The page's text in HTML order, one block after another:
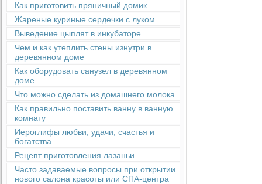
Как приготовить пряничный домик
Жареные куриные сердечки с луком
Выведение цыплят в инкубаторе
Чем и как утеплить стены изнутри в
деревянном доме
Как оборудовать санузел в деревянном
доме
Что можно сделать из домашнего молока
Как правильно поставить ванну в ванную
комнату
Иероглифы любви, удачи, счастья и
богатства
Рецепт приготовления лазаньи
Часто задаваемые вопросы при открытии
нового салона красоты или СПА-центра